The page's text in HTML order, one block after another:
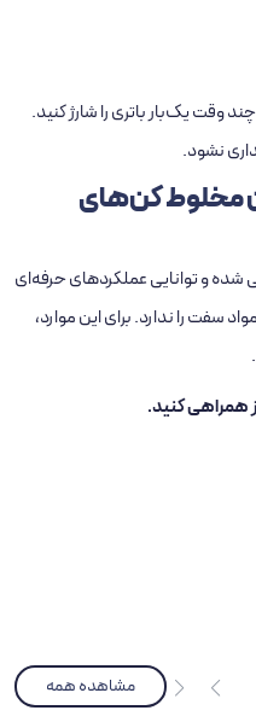
وقت یک‌بار باتری را شارژ کنید.
نشود.
مخلوط‌ کن‌های
و توانایی عملکردهای حرفه‌ای
سفت را ندارد. برای این موارد،
همراهی کنید.
مشاهده همه